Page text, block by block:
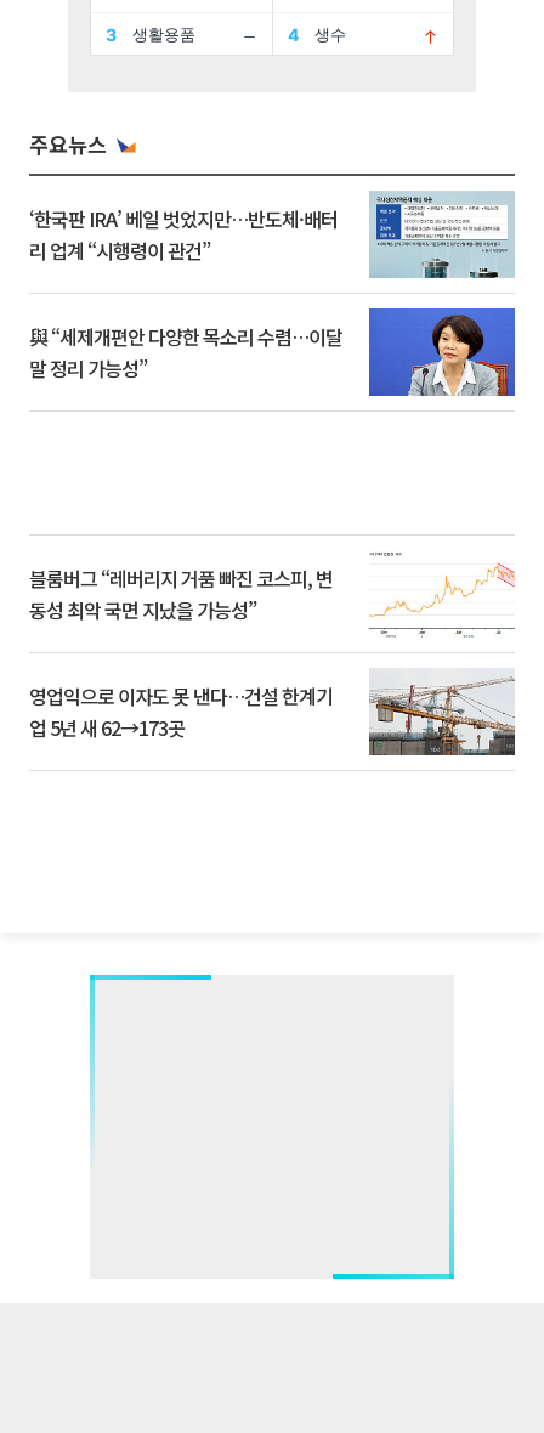
주요뉴스
‘한국판 IRA’ 베일 벗었지만…반도체·배터
리 업계 “시행령이 관건”
與 “세제개편안 다양한 목소리 수렴…이달
말 정리 가능성”
블룸버그 “레버리지 거품 빠진 코스피, 변
동성 최악 국면 지났을 가능성”
영업익으로 이자도 못 낸다…건설 한계기
업 5년 새 62→173곳